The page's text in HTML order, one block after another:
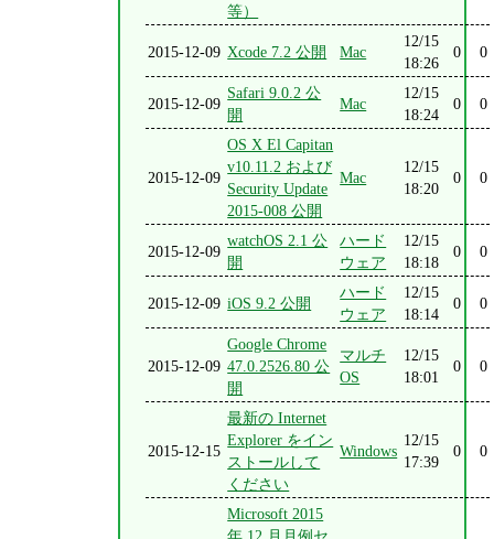
等）
2015-12-09 Xcode 7.2 公開 Mac
12/15
18:26
0 0
2015-12-09
Safari 9.0.2 公
開
Mac
12/15
18:24
0 0
2015-12-09
OS X El Capitan
v10.11.2 および
Security Update
2015-008 公開
Mac
12/15
18:20
0 0
2015-12-09
watchOS 2.1 公
開
ハード
ウェア
12/15
18:18
0 0
2015-12-09 iOS 9.2 公開
ハード
ウェア
12/15
18:14
0 0
2015-12-09
Google Chrome
47.0.2526.80 公
開
マルチ
OS
12/15
18:01
0 0
2015-12-15
最新の Internet
Explorer をイン
ストールして
ください
Windows
12/15
17:39
0 0
Microsoft 2015